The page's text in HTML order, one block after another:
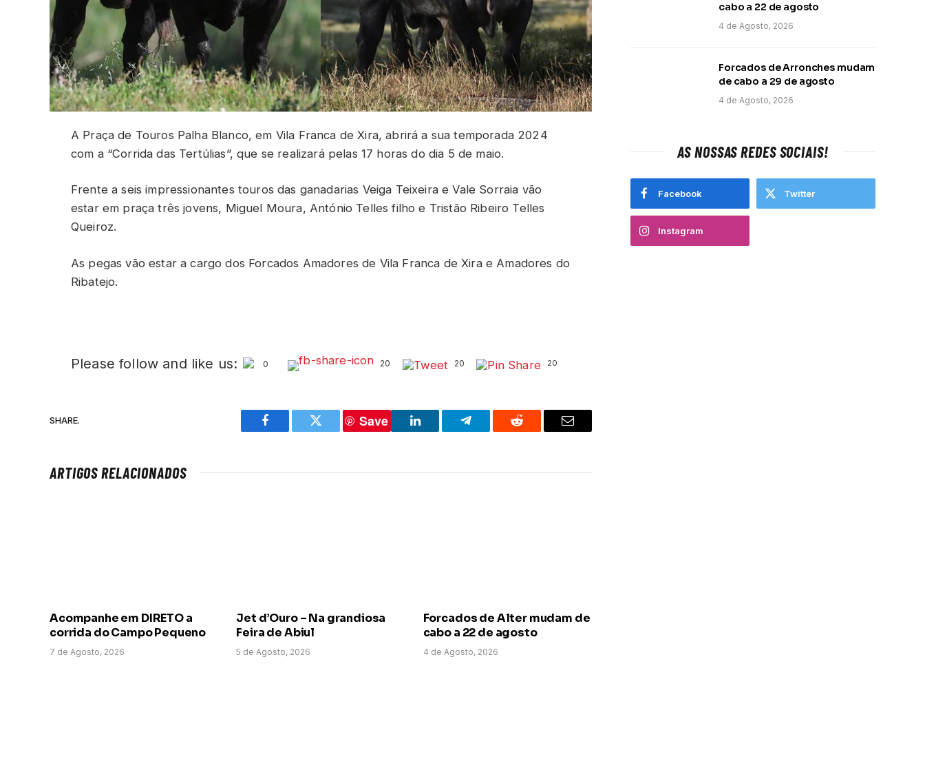
A Praça de Touros Palha Blanco, em Vila Franca de Xira, abrirá a sua temporada 2024
com a “Corrida das Tertúlias”, que se realizará pelas 17 horas do dia 5 de maio.
Frente a seis impressionantes touros das ganadarias Veiga Teixeira e Vale Sorraia vão
estar em praça três jovens, Miguel Moura, António Telles filho e Tristão Ribeiro Telles
Queiroz.
As pegas vão estar a cargo dos Forcados Amadores de Vila Franca de Xira e Amadores do
Ribatejo.
Please follow and like us: 0 20 20 20
SHARE.
Facebook Twitter
Save
LinkedIn Telegram Reddit Email
ARTIGOS RELACIONADOS
Acompanhe em DIRETO a
corrida do Campo Pequeno
7 de Agosto, 2026
Jet d’Ouro – Na grandiosa
Feira de Abiul
5 de Agosto, 2026
Forcados de Alter mudam de
cabo a 22 de agosto
4 de Agosto, 2026
cabo a 22 de agosto
4 de Agosto, 2026
Forcados de Arronches mudam
de cabo a 29 de agosto
4 de Agosto, 2026
AS NOSSAS REDES SOCIAIS!
Facebook Twitter
Instagram